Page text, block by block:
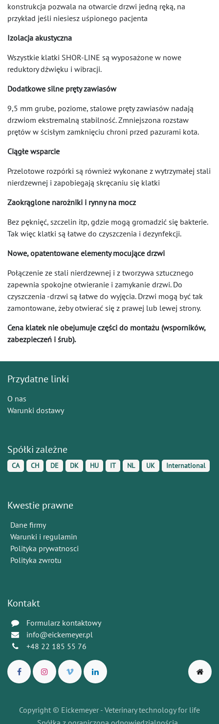
konstrukcja pozwala na otwarcie drzwi jedną ręką, na
przykład jeśli niesiesz uśpionego pacjenta
Izolacja akustyczna
Wszystkie klatki SHOR-LINE są wyposażone w nowe
reduktory dźwięku i wibracji.
Dodatkowe silne pręty zawiasów
9,5 mm grube, poziome, stalowe pręty zawiasów nadają
drzwiom ekstremalną stabilność. Zmniejszona rozstaw
prętów w ścisłym zamknięciu chroni przed pazurami kota.
Ciągłe wsparcie
Przelotowe rozpórki są również wykonane z wytrzymałej stali
nierdzewnej i zapobiegają skręcaniu się klatki
Zaokrąglone narożniki i rynny na mocz
Bez pęknięć, szczelin itp, gdzie mogą gromadzić się bakterie.
Tak więc klatki są łatwe do czyszczenia i dezynfekcji.
Nowe, opatentowane elementy mocujące drzwi
Połączenie ze stali nierdzewnej i z tworzywa sztucznego
zapewnia spokojne otwieranie i zamykanie drzwi. Do
czyszczenia -drzwi są łatwe do wyjęcia. Drzwi mogą być tak
zamontowane, żeby otwierać się z prawej lub lewej strony.
Cena klatek nie obejumuje części do montażu (wsporników,
zabezpieczeń i śrub).
Przydatne linki
O nas
Warunki dostawy
Spółki zależne
CA CH DE DK HU IT NL UK International
Kwestie prawne
Dane firmy
Warunki i regulamin
Polityka prywatnosci
Polityka zwrotu
Kontakt
Formularz kontaktowy
info@eickemeyer.pl
+48 22 185 55 76
Copyright © Eickemeyer - Veterinary technology for life